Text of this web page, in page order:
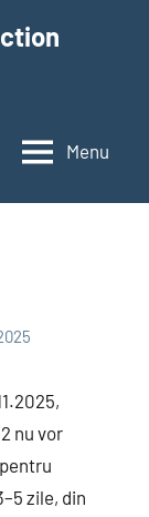
Menu
nu vor
zile, din